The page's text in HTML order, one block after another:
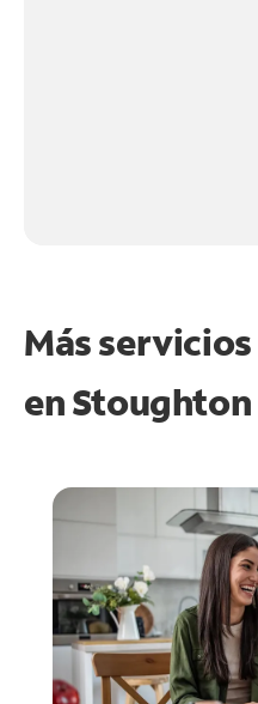
Más
enStoughton